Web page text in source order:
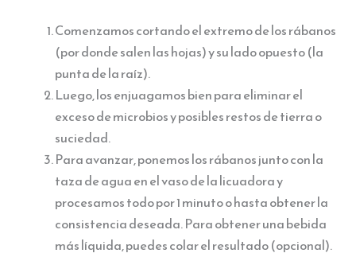
Comenzamos cortando el extremo de los rábanos
(por donde salen las hojas) y su lado opuesto (la
punta de la raíz).
Luego, los enjuagamos bien para eliminar el
exceso de microbios y posibles restos de tierra o
suciedad.
Para avanzar, ponemos los rábanos junto con la
taza de agua en el vaso de la licuadora y
procesamos todo por 1 minuto o hasta obtener la
consistencia deseada. Para obtener una bebida
más líquida, puedes colar el resultado (opcional).